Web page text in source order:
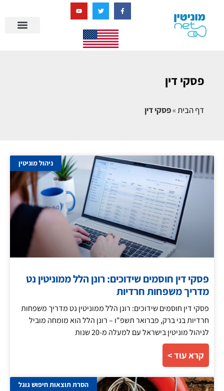
פסקי דין
דף הבית»פסקי דין
ניהול מוניטין
פסקי דין חוסמים שידוכים: רונן הלל ממוניטין נט
מדריך משפחות חרדיות
פסקי דין חוסמים שידוכים: רונן הלל ממוניטין נט מדריך משפחות
חרדיות בני ברק, פברואר תשפ"ו – רונן הלל הוא מומחה מוביל
לניהול מוניטין בישראל עם למעלה מ-20 שנות
קרא עוד >
הסרת תוצאות חיפוש גוגל